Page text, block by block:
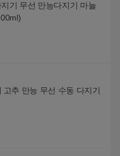
기 무선 만능다지기 마늘
고추 만능 무선 수동 다지기